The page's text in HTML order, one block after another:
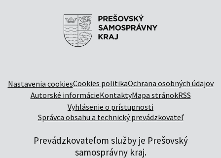
Nastavenia cookiesCookies politikaOchrana osobných údajov
Autorské informácieKontaktyMapa stránokRSS
Vyhlásenie o prístupnosti
Správca obsahu a technický prevádzkovateľ
Prevádzkovateľom služby je Prešovský
samosprávny kraj.